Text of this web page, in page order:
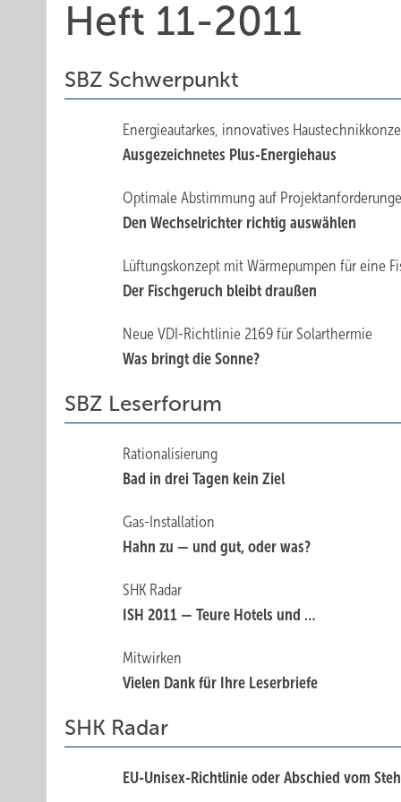
Heft 11-2011
SBZ Schwerpunkt
Energieautarkes, innovatives
Ausgezeichnetes Plus-Energiehaus
Optimale Abstimmung auf
Den Wechselrichter richtig auswählen
Lüftungskonzept mit Wärmepumpen für eine
Der Fischgeruch bleibt draußen
Neue VDI-Richtlinie 2169 für Solarthermie
Was bringt die Sonne?
SBZ Leserforum
Rationalisierung
Bad in drei Tagen kein Ziel
Gas-Installation
Hahn zu — und gut, oder was?
SHK Radar
ISH 2011 — Teure Hotels und …
Mitwirken
Vielen Dank für ­Ihre Leserbriefe
SHK Radar
EU-Unisex-Richtlinie oder Abschied vom